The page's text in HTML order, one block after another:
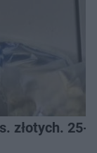
złotych.